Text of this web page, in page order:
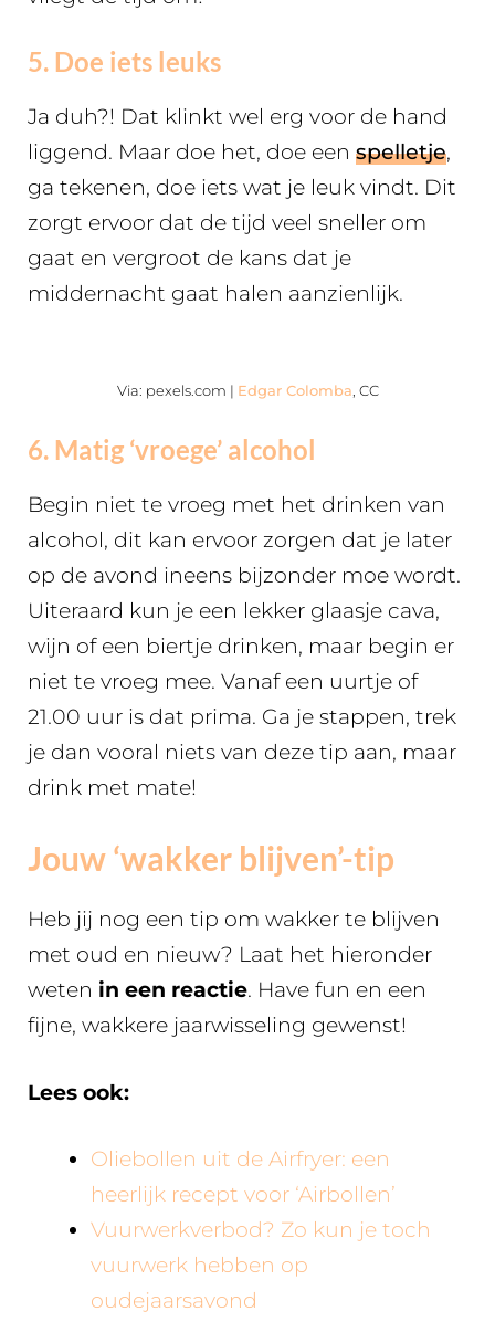
5. Doe iets leuks
Ja duh?! Dat klinkt wel erg voor de hand
liggend. Maar doe het, doe een spelletje,
ga tekenen, doe iets wat je leuk vindt. Dit
zorgt ervoor dat de tijd veel sneller om
gaat en vergroot de kans dat je
middernacht gaat halen aanzienlijk.
Via: pexels.com | Edgar Colomba, CC
6. Matig ‘vroege’ alcohol
Begin niet te vroeg met het drinken van
alcohol, dit kan ervoor zorgen dat je later
op de avond ineens bijzonder moe wordt.
Uiteraard kun je een lekker glaasje cava,
wijn of een biertje drinken, maar begin er
niet te vroeg mee. Vanaf een uurtje of
21.00 uur is dat prima. Ga je stappen, trek
je dan vooral niets van deze tip aan, maar
drink met mate!
Jouw ‘wakker blijven’-tip
Heb jij nog een tip om wakker te blijven
met oud en nieuw? Laat het hieronder
weten in een reactie. Have fun en een
fijne, wakkere jaarwisseling gewenst!
Lees ook:
Oliebollen uit de Airfryer: een
heerlijk recept voor ‘Airbollen’
Vuurwerkverbod? Zo kun je toch
vuurwerk hebben op
oudejaarsavond